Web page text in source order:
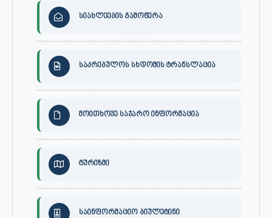
სიახლეების გამოწერა
საკრებულოს სხდომის ტრანსლაცია
მოითხოვე საჯარო ინფორმაცია
ტურიზმი
საინფორმაციო ბიულეტინი